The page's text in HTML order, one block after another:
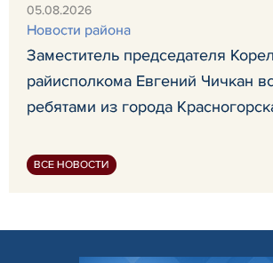
05.08.2026
Новости района
Заместитель председателя
райисполкома Евгений Чичкан
ребятами из города
ВСЕ НОВОСТИ